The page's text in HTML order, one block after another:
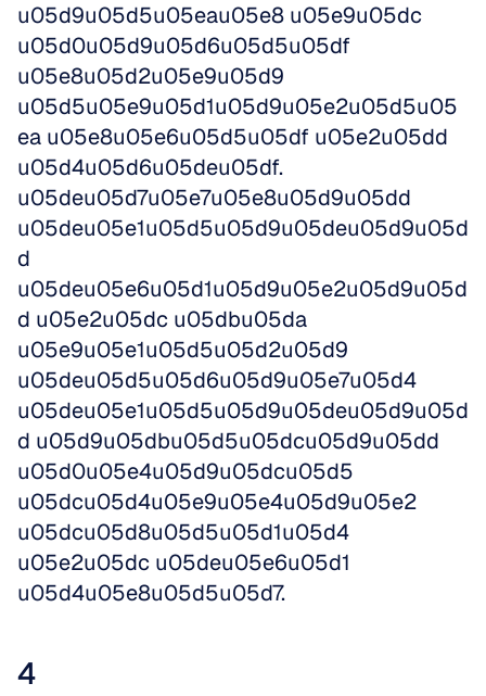
u05d9u05d5u05eau05e8 u05e9u05dc
u05d0u05d9u05d6u05d5u05df
u05e8u05d2u05e9u05d9
u05d5u05e9u05d1u05d9u05e2u05d5u05
ea u05e8u05e6u05d5u05df u05e2u05dd
u05d4u05d6u05deu05df.
u05deu05d7u05e7u05e8u05d9u05dd
u05deu05e1u05d5u05d9u05deu05d9u05d
d
u05deu05e6u05d1u05d9u05e2u05d9u05d
d u05e2u05dc u05dbu05da
u05e9u05e1u05d5u05d2u05d9
u05deu05d5u05d6u05d9u05e7u05d4
u05deu05e1u05d5u05d9u05deu05d9u05d
d u05d9u05dbu05d5u05dcu05d9u05dd
u05d0u05e4u05d9u05dcu05d5
u05dcu05d4u05e9u05e4u05d9u05e2
u05dcu05d8u05d5u05d1u05d4
u05e2u05dc u05deu05e6u05d1
u05d4u05e8u05d5u05d7.
4